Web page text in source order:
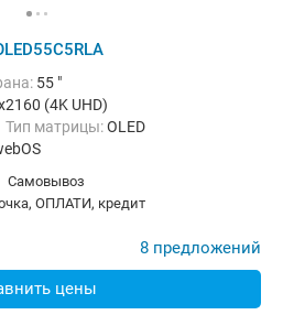
55 "
(4K UHD)
Тип матрицы:OLED
Самовывоз
ОПЛАТИ, кредит
8 предложений
цены